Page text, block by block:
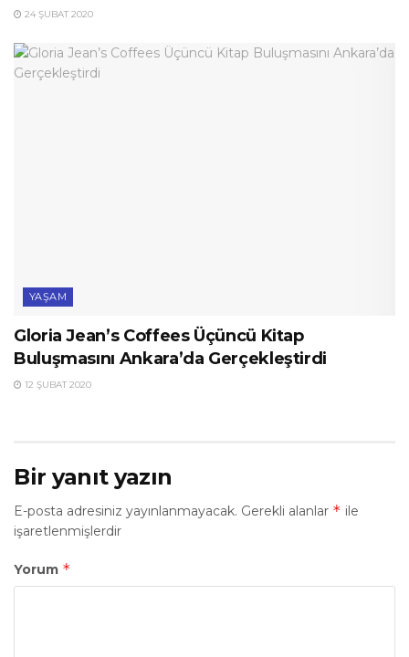
24 ŞUBAT 2020
YAŞAM
Gloria Jean’s Coffees Üçüncü Kitap
Buluşmasını Ankara’da Gerçekleştirdi
12 ŞUBAT 2020
Bir yanıt yazın
E-posta adresiniz yayınlanmayacak. Gerekli alanlar * ile
işaretlenmişlerdir
Yorum *